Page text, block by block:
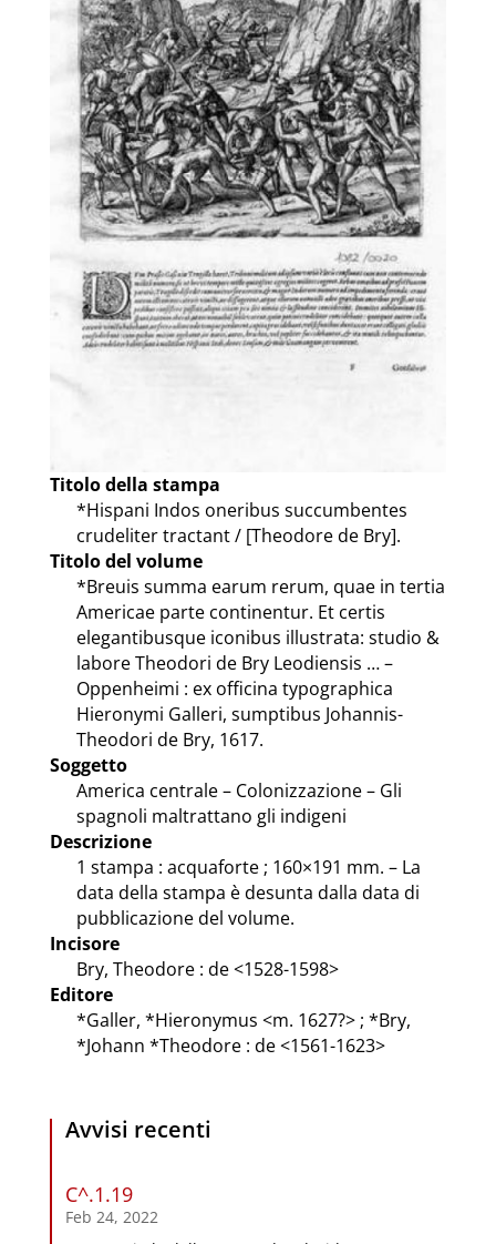
Titolo della stampa
*Hispani Indos oneribus succumbentes
crudeliter tractant / [Theodore de Bry].
Titolo del volume
*Breuis summa earum rerum, quae in tertia
Americae parte continentur. Et certis
elegantibusque iconibus illustrata: studio &
labore Theodori de Bry Leodiensis … –
Oppenheimi : ex officina typographica
Hieronymi Galleri, sumptibus Johannis-
Theodori de Bry, 1617.
Soggetto
America centrale – Colonizzazione – Gli
spagnoli maltrattano gli indigeni
Descrizione
1 stampa : acquaforte ; 160×191 mm. – La
data della stampa è desunta dalla data di
pubblicazione del volume.
Incisore
Bry, Theodore : de <1528-1598>
Editore
*Galler, *Hieronymus <m. 1627?> ; *Bry,
*Johann *Theodore : de <1561-1623>
Avvisi recenti
C^.1.19
Feb 24, 2022